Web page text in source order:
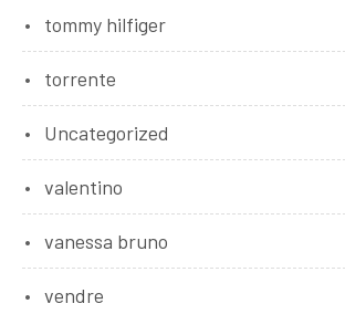
tommy hilfiger
torrente
Uncategorized
valentino
vanessa bruno
vendre